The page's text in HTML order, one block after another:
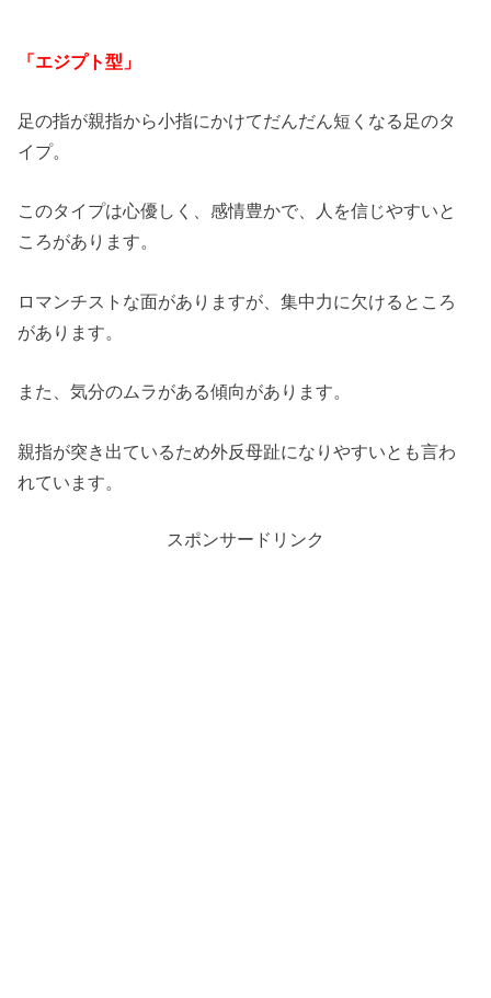
「エジプト型」
足の指が親指から小指にかけてだんだん短くなる足のタ
イプ。
このタイプは心優しく、感情豊かで、人を信じやすいと
ころがあります。
ロマンチストな面がありますが、集中力に欠けるところ
があります。
また、気分のムラがある傾向があります。
親指が突き出ているため外反母趾になりやすいとも言わ
れています。
スポンサードリンク